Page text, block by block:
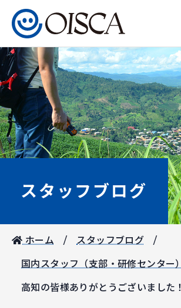
スタッフブログ
ホーム スタッフブログ
国内スタッフ（支部・研修センター）
高知の皆様ありがとうございました！